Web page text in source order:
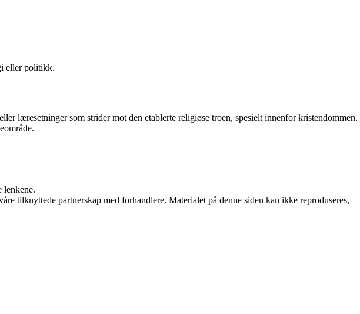
eller politikk.
læresetninger som strider mot den etablerte religiøse troen, spesielt innenfor kristendommen.
lenkene.
tilknyttede partnerskap med forhandlere. Materialet på denne siden kan ikke reproduseres,